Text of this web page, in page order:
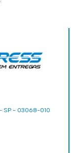
SP - 03068-010